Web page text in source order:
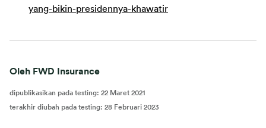
yang-bikin-presidennya-khawatir
Oleh FWD Insurance
dipublikasikan pada testing: 22 Maret 2021
terakhir diubah pada testing: 28 Februari 2023